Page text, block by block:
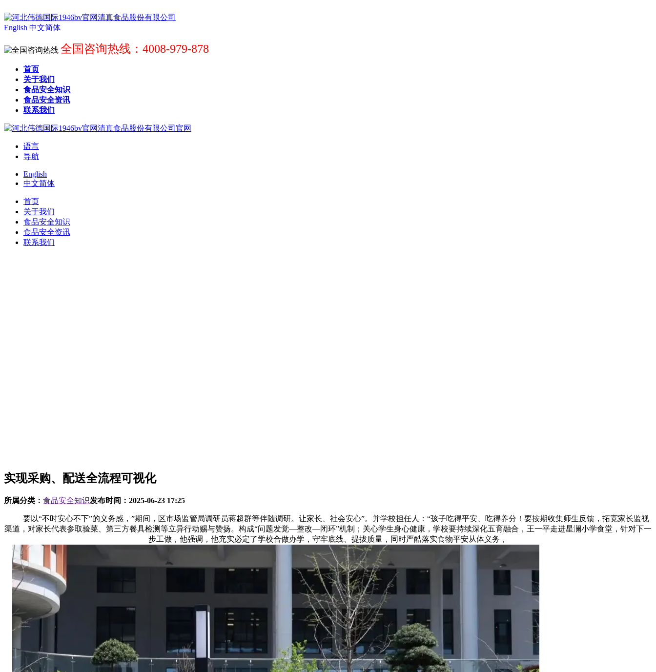
English 中文简体
全国咨询热线：4008-979-878
首页
关于我们
食品安全知识
食品安全资讯
联系我们
语言
导航
English
中文简体
首页
关于我们
食品安全知识
食品安全资讯
联系我们
实现采购、配送全流程可视化
所属分类： 食品安全知识发布时间： 2025-06-23 17:25
要以“不时安心不下”的义务感，”期间，区市场监管局调研员蒋超群等伴随调研。让家长、社会安心”。并学校担任人：“孩子吃得平安、吃得养分！要按期收集师生反馈，拓宽家长监视
渠道，对家长代表参取验菜、第三方餐具检测等立异行动赐与赞扬。构成“问题发觉—整改—闭环”机制；关心学生身心健康，学校要持续深化五育融合，王一平走进星澜小学食堂，针对下一
步工做，他强调，他充实必定了学校合做办学，守牢底线、提拔质量，同时严酷落实食物平安从体义务，